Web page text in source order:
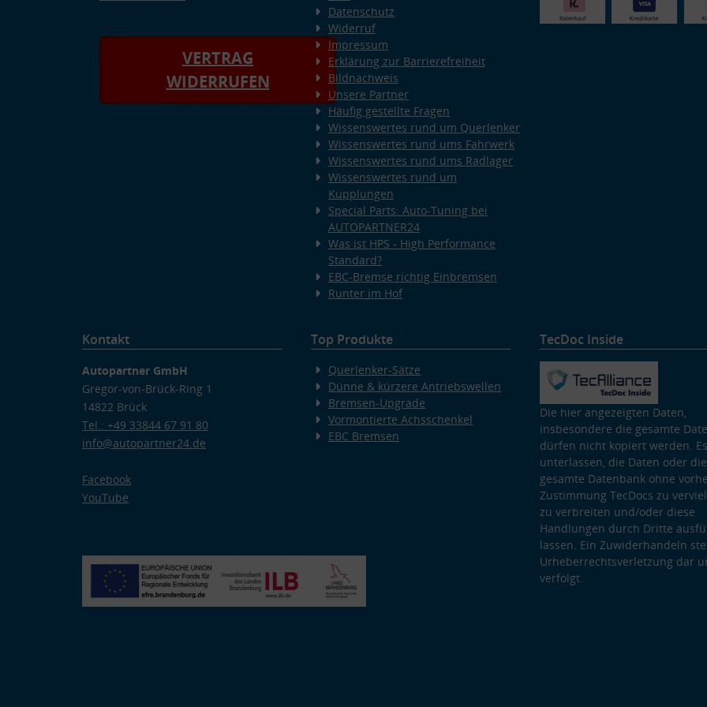
VERTRAG
WIDERRUFEN
Datenschutz
Widerruf
Impressum
Erklärung zur Barrierefreiheit
Bildnachweis
Unsere Partner
Häufig gestellte Fragen
Wissenswertes rund um Querlenker
Wissenswertes rund ums Fahrwerk
Wissenswertes rund ums Radlager
Wissenswertes rund um
Kupplungen
Special Parts: Auto-Tuning bei
AUTOPARTNER24
Was ist HPS - High Performance
Standard?
EBC-Bremse richtig Einbremsen
Runter im Hof
Kontakt
Autopartner GmbH
Gregor-von-Brück-Ring 1
14822 Brück
Tel.: +49 33844 67 91 80
info@autopartner24.de
Facebook
YouTube
Top Produkte
Querlenker-Sätze
Dünne & kürzere Antriebswellen
Bremsen-Upgrade
Vormontierte Achsschenkel
EBC Bremsen
TecDoc Inside
Die hier angezeigten Daten,
insbesondere die gesamte
dürfen nicht kopiert werden.
unterlassen, die Daten oder die
gesamte Datenbank ohne
Zustimmung TecDocs zu
zu verbreiten und/oder diese
Handlungen durch Dritte
lassen. Ein Zuwiderhandeln
Urheberrechtsverletzung dar
verfolgt.